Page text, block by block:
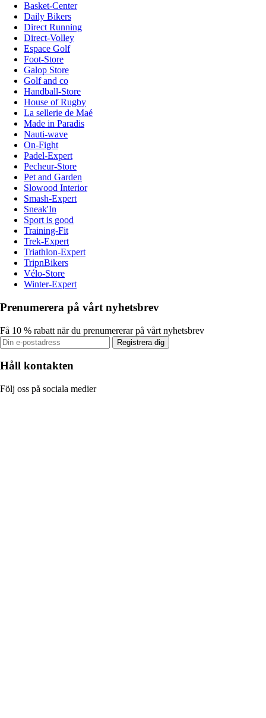
Basket-Center
Daily Bikers
Direct Running
Direct-Volley
Espace Golf
Foot-Store
Galop Store
Golf and co
Handball-Store
House of Rugby
La sellerie de Maé
Made in Paradis
Nauti-wave
On-Fight
Padel-Expert
Pecheur-Store
Pet and Garden
Slowood Interior
Smash-Expert
Sneak'In
Sport is good
Training-Fit
Trek-Expert
Triathlon-Expert
TripnBikers
Vélo-Store
Winter-Expert
Prenumerera på vårt nyhetsbrev
Få 10 % rabatt när du prenumererar på vårt nyhetsbrev
Registrera dig
Håll kontakten
Följ oss på sociala medier